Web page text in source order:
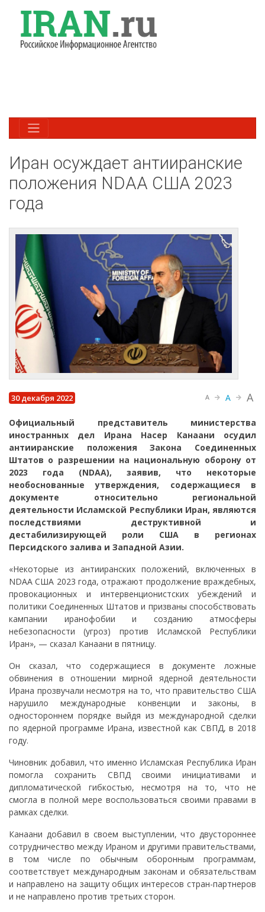
Иран осуждает антииранские
положения NDAA США 2023
года
30 декабря 2022 A A A
Официальный представитель министерства
иностранных дел Ирана Насер Канаани осудил
антииранские положения Закона Соединенных
Штатов о разрешении на национальную оборону от
2023 года (NDAA), заявив, что некоторые
необоснованные утверждения, содержащиеся в
документе относительно региональной
деятельности Исламской Республики Иран, являются
последствиями деструктивной и
дестабилизирующей роли США в регионах
Персидского залива и Западной Азии.
«Некоторые из антииранских положений, включенных в
NDAA США 2023 года, отражают продолжение враждебных,
провокационных и интервенционистских убеждений и
политики Соединенных Штатов и призваны способствовать
кампании иранофобии и созданию атмосферы
небезопасности (угроз) против Исламской Республики
Иран», — сказал Канаани в пятницу.
Он сказал, что содержащиеся в документе ложные
обвинения в отношении мирной ядерной деятельности
Ирана прозвучали несмотря на то, что правительство США
нарушило международные конвенции и законы, в
одностороннем порядке выйдя из международной сделки
по ядерной программе Ирана, известной как СВПД, в 2018
году.
Чиновник добавил, что именно Исламская Республика Иран
помогла сохранить СВПД своими инициативами и
дипломатической гибкостью, несмотря на то, что не
смогла в полной мере воспользоваться своими правами в
рамках сделки.
Канаани добавил в своем выступлении, что двустороннее
сотрудничество между Ираном и другими правительствами,
в том числе по обычным оборонным программам,
соответствует международным законам и обязательствам
и направлено на защиту общих интересов стран-партнеров
и не направлено против третьих сторон.